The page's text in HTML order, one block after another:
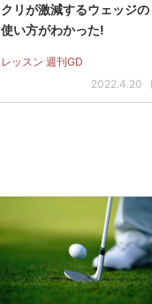
クリが激減するウェッジの
使い方がわかった!
レッスン 週刊GD
2022.4.20